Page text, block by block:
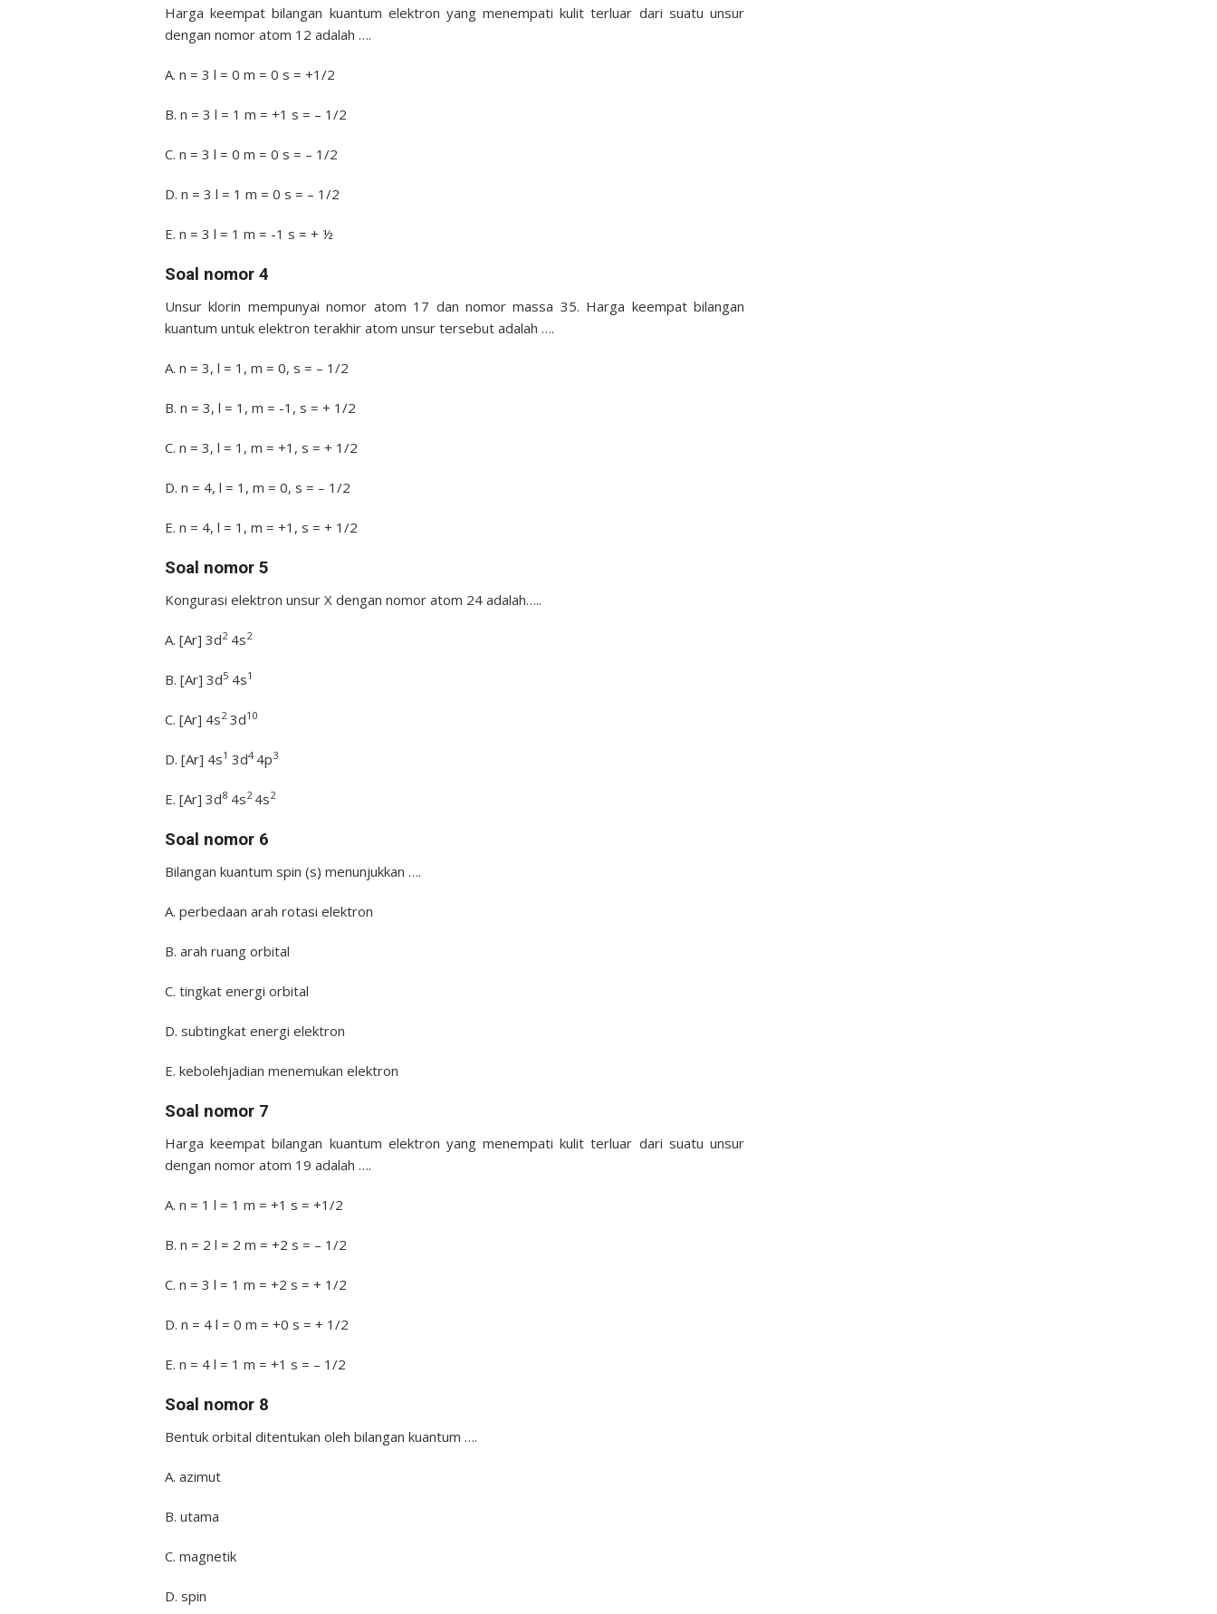
Harga keempat bilangan kuantum elektron yang menempati kulit terluar dari suatu unsur
dengan nomor atom 12 adalah ….
A. n = 3 l = 0 m = 0 s = +1/2
B. n = 3 l = 1 m = +1 s = – 1/2
C. n = 3 l = 0 m = 0 s = – 1/2
D. n = 3 l = 1 m = 0 s = – 1/2
E. n = 3 l = 1 m = -1 s = + ½
Soal nomor 4
Unsur klorin mempunyai nomor atom 17 dan nomor massa 35. Harga keempat bilangan
kuantum untuk elektron terakhir atom unsur tersebut adalah ….
A. n = 3, l = 1, m = 0, s = – 1/2
B. n = 3, l = 1, m = -1, s = + 1/2
C. n = 3, l = 1, m = +1, s = + 1/2
D. n = 4, l = 1, m = 0, s = – 1/2
E. n = 4, l = 1, m = +1, s = + 1/2
Soal nomor 5
Kongurasi elektron unsur X dengan nomor atom 24 adalah…..
A. [Ar] 3d24s2
B. [Ar] 3d5 4s1
C. [Ar] 4s23d10
D. [Ar] 4s1 3d4 4p3
E. [Ar] 3d8 4s2 4s2
Soal nomor 6
Bilangan kuantum spin (s) menunjukkan ….
A. perbedaan arah rotasi elektron
B. arah ruang orbital
C. tingkat energi orbital
D. subtingkat energi elektron
E. kebolehjadian menemukan elektron
Soal nomor 7
Harga keempat bilangan kuantum elektron yang menempati kulit terluar dari suatu unsur
dengan nomor atom 19 adalah ….
A. n = 1 l = 1 m = +1 s = +1/2
B. n = 2 l = 2 m = +2 s = – 1/2
C. n = 3 l = 1 m = +2 s = + 1/2
D. n = 4 l = 0 m = +0 s = + 1/2
E. n = 4 l = 1 m = +1 s = – 1/2
Soal nomor 8
Bentuk orbital ditentukan oleh bilangan kuantum ….
A. azimut
B. utama
C. magnetik
D. spin